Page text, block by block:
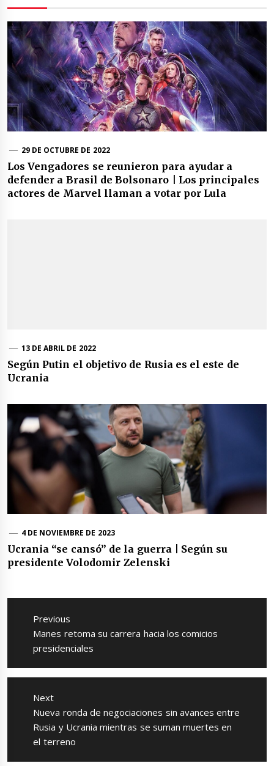
29 DE OCTUBRE DE 2022
Los Vengadores se reunieron para ayudar a
defender a Brasil de Bolsonaro | Los principales
actores de Marvel llaman a votar por Lula
13 DE ABRIL DE 2022
Según Putin el objetivo de Rusia es el este de
Ucrania
4 DE NOVIEMBRE DE 2023
Ucrania “se cansó” de la guerra | Según su
presidente Volodomir Zelenski
Navegación
entradas
Previous
Previous
post:
Manes retoma su carrera hacia los comicios
presidenciales
Next
Next
post:
Nueva ronda de negociaciones sin avances entre
Rusia y Ucrania mientras se suman muertes en
el terreno